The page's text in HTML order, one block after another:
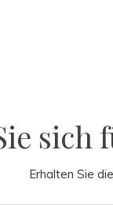
sich
Erhalten Sie